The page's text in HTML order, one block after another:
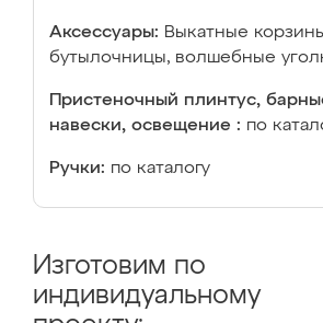
Аксессуары: Выкатные
бутылочницы, волшебные
Пристеночный плинтус,
навески, освещение : по
Ручки: по каталогу
Изготовим по
индивидуальному